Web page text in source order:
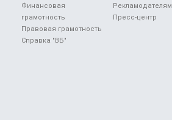
Финансовая
грамотность
Правовая грамотность
Справка "ВБ"
Рекламодателям
Пресс-центр